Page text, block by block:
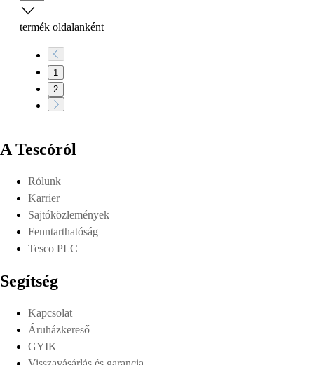
termék oldalanként
1
2
A Tescóról
Rólunk
Karrier
Sajtóközlemények
Fenntarthatóság
Tesco PLC
Segítség
Kapcsolat
Áruházkereső
GYIK